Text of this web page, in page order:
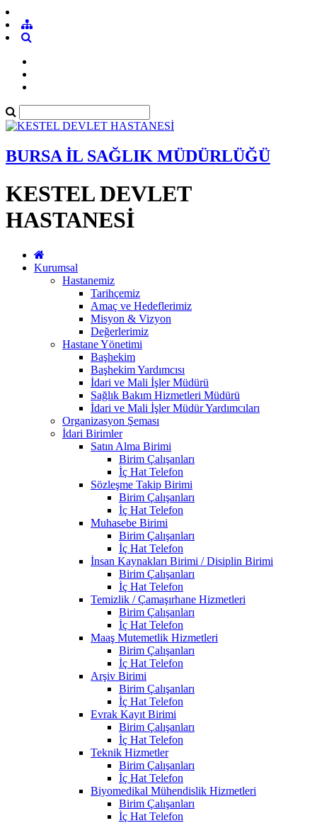
BURSA İL SAĞLIK MÜDÜRLÜĞÜ
KESTEL DEVLET
HASTANESİ
Kurumsal
Hastanemiz
Tarihçemiz
Amaç ve Hedeflerimiz
Misyon & Vizyon
Değerlerimiz
Hastane Yönetimi
Başhekim
Başhekim Yardımcısı
İdari ve Mali İşler Müdürü
Sağlık Bakım Hizmetleri Müdürü
İdari ve Mali İşler Müdür Yardımcıları
Organizasyon Şeması
İdari Birimler
Satın Alma Birimi
Birim Çalışanları
İç Hat Telefon
Sözleşme Takip Birimi
Birim Çalışanları
İç Hat Telefon
Muhasebe Birimi
Birim Çalışanları
İç Hat Telefon
İnsan Kaynakları Birimi / Disiplin Birimi
Birim Çalışanları
İç Hat Telefon
Temizlik / Çamaşırhane Hizmetleri
Birim Çalışanları
İç Hat Telefon
Maaş Mutemetlik Hizmetleri
Birim Çalışanları
İç Hat Telefon
Arşiv Birimi
Birim Çalışanları
İç Hat Telefon
Evrak Kayıt Birimi
Birim Çalışanları
İç Hat Telefon
Teknik Hizmetler
Birim Çalışanları
İç Hat Telefon
Biyomedikal Mühendislik Hizmetleri
Birim Çalışanları
İç Hat Telefon